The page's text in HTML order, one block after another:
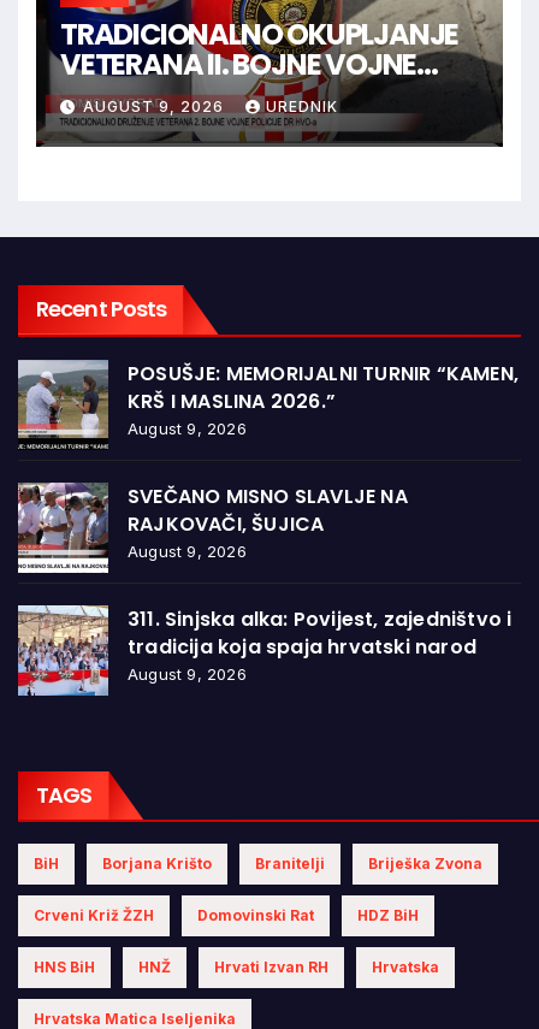
TRADICIONALNO OKUPLJANJE
VETERANA II. BOJNE VOJNE
POLICIJE HVO-a -
TOMISLAVGRAD
AUGUST 9, 2026 UREDNIK
Recent Posts
POSUŠJE: MEMORIJALNI TURNIR “KAMEN,
KRŠ I MASLINA 2026.”
August 9, 2026
SVEČANO MISNO SLAVLJE NA
RAJKOVAČI, ŠUJICA
August 9, 2026
311. Sinjska alka: Povijest, zajedništvo i
tradicija koja spaja hrvatski narod
August 9, 2026
TAGS
BiH Borjana Krišto Branitelji Briješka Zvona
Crveni Križ ŽZH Domovinski Rat HDZ BiH
HNS BiH HNŽ Hrvati Izvan RH Hrvatska
Hrvatska Matica Iseljenika